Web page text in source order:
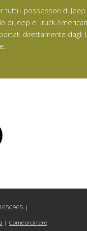
i possessori di Jeep
Jeep e Truck
direttamente dagli
|
| Come ordinare